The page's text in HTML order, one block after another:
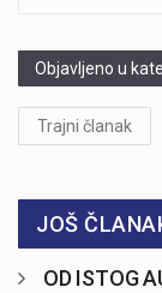
Objavljeno u
Trajni članak
JOŠ
OD ISTOG